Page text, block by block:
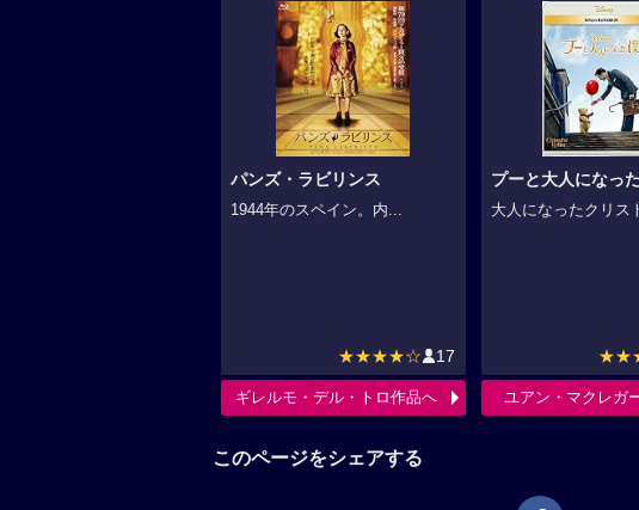
パンズ・ラビリンス
1944年のスペイン。内...
★★★★☆ 17
ギレルモ・デル・トロ作品へ
プーと大人になっ
大人になったクリス
ユアン・マクレガ
このページをシェアする